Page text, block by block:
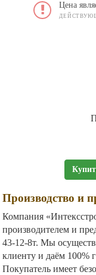
Цена
Производство и
Компания
производителем и
43-12-8т. Мы
клиенту и даём 100%
Покупатель имеет